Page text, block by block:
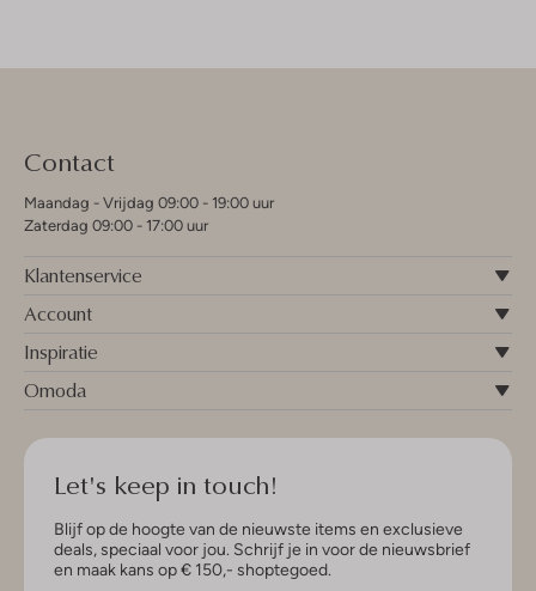
Contact
Maandag - Vrijdag 09:00 - 19:00 uur
Zaterdag 09:00 - 17:00 uur
Klantenservice
Account
Inspiratie
Omoda
Let's keep in touch!
Blijf op de hoogte van de nieuwste items en exclusieve
deals, speciaal voor jou. Schrijf je in voor de nieuwsbrief
en maak kans op € 150,- shoptegoed.